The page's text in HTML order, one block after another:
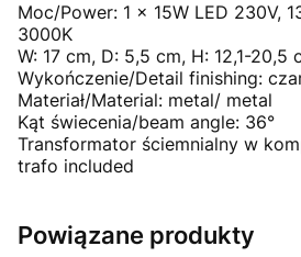
Moc/Power: 1 x 15W LED 230V,
3000K
W: 17 cm, D: 5,5 cm, H: 12,1-20,5
Wykończenie/Detail finishing:
Materiał/Material: metal/ metal
Kąt świecenia/beam angle: 36°
Transformator ściemnialny w
trafo included
Powiązane produkty